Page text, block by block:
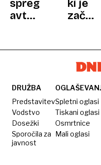
spregovori
avto
na
ki je
začel
DRUŽBA
Predstavitev
Vodstvo
Dosežki
Sporočila za
javnost
Spletni oglasi
Tiskani oglasi
Osmrtnice
Mali oglasi